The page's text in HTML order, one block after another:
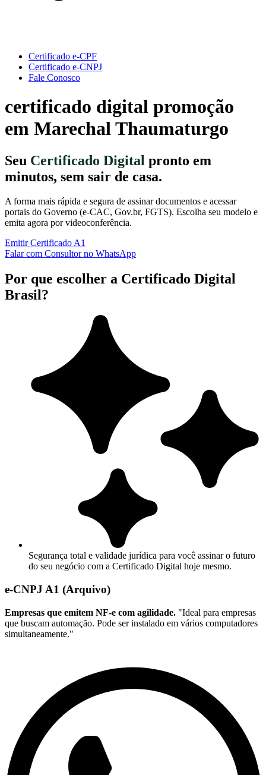
Certificado e-CPF
Certificado e-CNPJ
Fale Conosco
certificado digital promoção
em Marechal Thaumaturgo
Seu Certificado Digital pronto em
minutos, sem sair de casa.
A forma mais rápida e segura de assinar documentos e acessar
portais do Governo (e-CAC, Gov.br, FGTS). Escolha seu modelo e
emita agora por videoconferência.
Emitir Certificado A1
Falar com Consultor no WhatsApp
Por que escolher a Certificado Digital
Brasil?
Segurança total e validade jurídica para você assinar o futuro
do seu negócio com a Certificado Digital hoje mesmo.
e-CNPJ A1 (Arquivo)
Empresas que emitem NF-e com agilidade. "Ideal para empresas
que buscam automação. Pode ser instalado em vários computadores
simultaneamente."